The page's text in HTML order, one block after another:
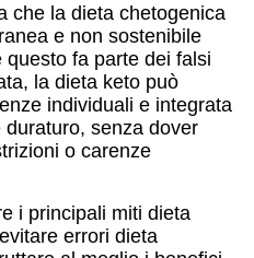
che la dieta chetogenica
e non sostenibile
fa parte dei falsi
la dieta keto può
individuali e integrata
senza dover
o carenze
i principali miti dieta
errori dieta